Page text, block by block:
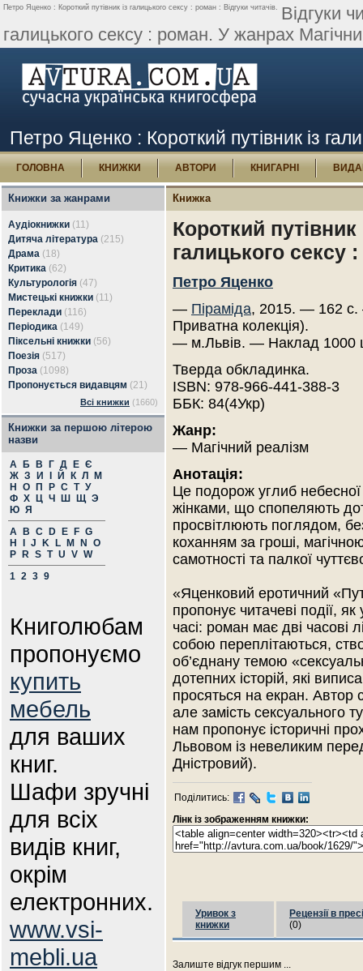
Петро Яценко : Короткий путівник із галицького сексу : роман : Відгуки читачів. Відгуки
галицького сексу : роман. У жанрах
Петро Яценко : Короткий путівник із
ГОЛОВНА КНИЖКИ АВТОРИ КНИГАРНІ
Книжки за жанрами
Аудіокнижки (11)
Дитяча література (215)
Драма (18)
Критика (62)
Культурологія (47)
Мистецькі книжки (11)
Переклади (116)
Періодика (149)
Піксельні книжки (56)
Поезія (517)
Проза (1098)
Пропонується видавцям (21)
Всі книжки (1660)
Книжки за першою літерою
назви
А Б В Г Д Е Є
Ж З И Й К Л
М
Н
О П Р С Т У
Ф Х Ц Ч Ш Щ Э
Ю Я
A
B C D E F G
H
J K L M N
O
P
R S T U V W
1 2 3 9
Книголюбам
пропонуємо
купить
мебель
для ваших
книг.
Шафи зручні
для всіх
видів книг,
окрім
електронних.
www.vsi-
mebli.ua
Книжка
Короткий путівник
галицького сексу
Петро Яценко
— Піраміда, 2015. — 162 с.
Приватна колекція).
— м.Львів. — Наклад 1000
Тверда обкладинка.
ISBN: 978-966-441-388-3
ББК: 84(4Укр)
Жанр:
— Магічний реалізм
Анотація:
Це подорож углиб небесної
жінками, що спопеляють
просвітлюють поглядом,
коханням за гроші,
самотності та палкої
«Яценковий еротичний
пропонує читачеві події,
часі: роман має дві часові
собою переплітаються,
об’єднану темою
дотепних історій, які
просяться на екран. Автор
але замість сексуального
нам пропонує історичні
Львовом із невеликим
Дністровий).
Поділитись:
Лінк із зображенням книжки:
Уривок з
книжки
Рецензії в пресі
(0)
Залиште відгук першим ...